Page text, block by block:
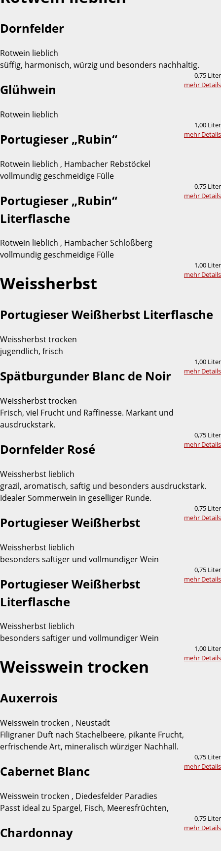
Dornfelder
Rotwein lieblich
süffig, harmonisch, würzig und besonders nachhaltig.
0,75 Liter
mehr Details
Glühwein
Rotwein lieblich
1,00 Liter
mehr Details
Portugieser „Rubin“
Rotwein lieblich , Hambacher Rebstöckel
vollmundig geschmeidige Fülle
0,75 Liter
mehr Details
Portugieser „Rubin“
Literflasche
Rotwein lieblich , Hambacher Schloßberg
vollmundig geschmeidige Fülle
1,00 Liter
mehr Details
Weissherbst
Portugieser Weißherbst Literflasche
Weissherbst trocken
jugendlich, frisch
1,00 Liter
mehr Details
Spätburgunder Blanc de Noir
Weissherbst trocken
Frisch, viel Frucht und Raffinesse. Markant und
ausdruckstark.
0,75 Liter
mehr Details
Dornfelder Rosé
Weissherbst lieblich
grazil, aromatisch, saftig und besonders ausdruckstark.
Idealer Sommerwein in geselliger Runde.
0,75 Liter
mehr Details
Portugieser Weißherbst
Weissherbst lieblich
besonders saftiger und vollmundiger Wein
0,75 Liter
mehr Details
Portugieser Weißherbst
Literflasche
Weissherbst lieblich
besonders saftiger und vollmundiger Wein
1,00 Liter
mehr Details
Weisswein trocken
Auxerrois
Weisswein trocken , Neustadt
Filigraner Duft nach Stachelbeere, pikante Frucht,
erfrischende Art, mineralisch würziger Nachhall.
0,75 Liter
mehr Details
Cabernet Blanc
Weisswein trocken , Diedesfelder Paradies
Passt ideal zu Spargel, Fisch, Meeresfrüchten,
0,75 Liter
mehr Details
Chardonnay